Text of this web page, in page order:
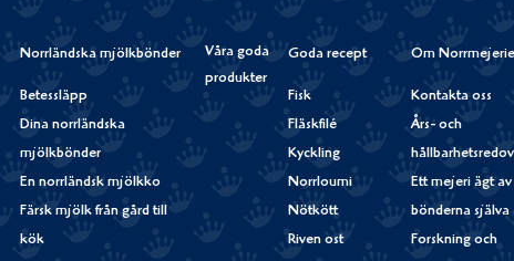
Norrländska mjölkbönder
Betessläpp
Dina norrländska
mjölkbönder
En norrländsk mjölkko
Färsk mjölk från gård till
kök
Våra goda
produkter
Goda recept
Fisk
Fläskfilé
Kyckling
Norrloumi
Nötkött
Riven ost
Om
Kontakta oss
Års- och
Ett mejeri ägt av
bönderna själva
Forskning och